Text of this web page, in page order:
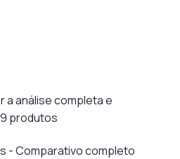
a análise completa e
9 produtos
- Comparativo completo